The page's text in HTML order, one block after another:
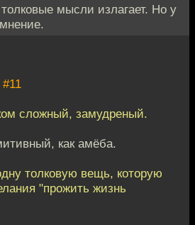
мысли излагает. Но у
#11
сложный, замудреный.
как амёба.
толковую вещь, которую
"прожить жизнь